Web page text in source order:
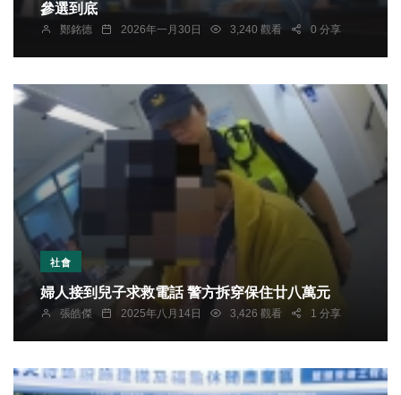
參選到底
鄭銘德 2026年一月30日 3,240 觀看 0 分享
社會
婦人接到兒子求救電話 警方拆穿保住廿八萬元
張皓傑 2025年八月14日 3,426 觀看 1 分享